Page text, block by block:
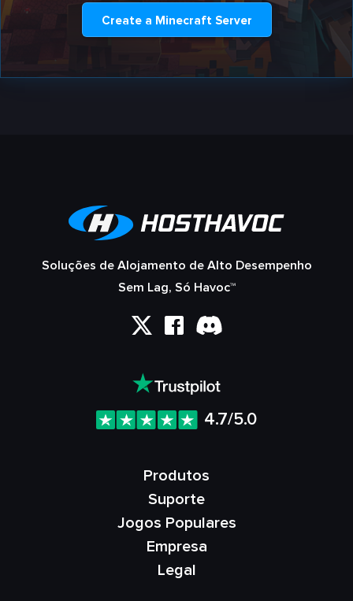
Create a Minecraft Server
Soluções de Alojamento de Alto Desempenho
Sem Lag, Só Havoc™
4.7/5.0
Produtos
Suporte
Jogos Populares
Empresa
Legal